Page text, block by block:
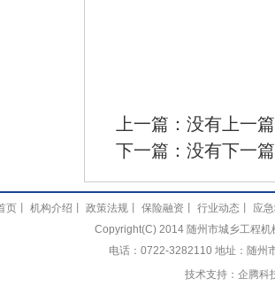
上一篇：没有上一
下一篇：没有下一
页丨 机构介绍 政策法规丨 保险融资 行业动态
应
Copyright(C) 2014 随州市城乡工程
电话：0722-3282110 地址：随州
技术支持： 企腾科